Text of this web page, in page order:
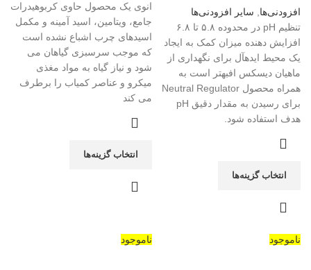
افزودنی‌ها, سایر افزودنی‌ها
تنظیم pH در محدوده ۵.۸ تا ۶.۸
افزایش دهنده میزان کمک به ایجاد
یک محیط ایدهآل برای نگهداری از
ماهیان دیسکس افبهتر است به
همراه محصول Neutral Regulator
برای رسیدن به مقدار دقیق pH
هدف استفاده شود.
انتخاب گزینه‌ها
انوی یک محصول حاوی کربوهیدرات
جامع، ویتامین، اسید آمینه و مکمل
اسیدهای چرب اشباع نشده است
که موجب سرسبزی گیاهان می
شود و نیاز گیاه به مواد مغذی
میکرو و عناصر کمیاب را برطرف
می کند
انتخاب گزینه‌ها
ناموجود ناموجود